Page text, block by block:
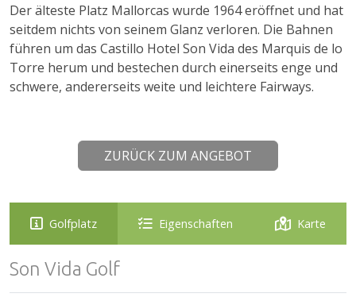
Der älteste Platz Mallorcas wurde 1964 eröffnet und hat
seitdem nichts von seinem Glanz verloren. Die Bahnen
führen um das Castillo Hotel Son Vida des Marquis de lo
Torre herum und bestechen durch einerseits enge und
schwere, andererseits weite und leichtere Fairways.
ZURÜCK ZUM ANGEBOT
Golfplatz Eigenschaften Karte
Son Vida Golf